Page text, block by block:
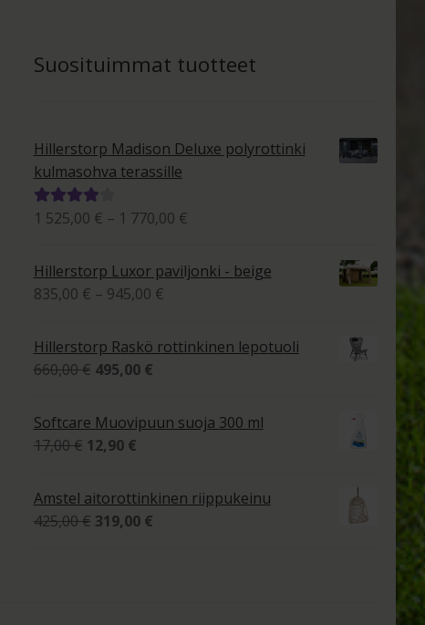
Suosituimmat tuotteet
Hillerstorp Madison Deluxe polyrottinki
kulmasohva terassille
Arvostelu
1 525,00 € – 1 770,00 €
525,00 €
-
Hillerstorp Luxor paviljonki - beige
835,00 € – 945,00 €
Hillerstorp Raskö rottinkinen lepotuoli
660,00€ Alkuperäinen
oli:
660,00 €.
495,00 €Nykyinen
495,00 €.
Softcare Muovipuun suoja 300 ml
17,00€ Alkuperäinen
oli:
17,00 €.
12,90 €Nykyinen
on:
12,90 €.
Amstel aitorottinkinen riippukeinu
425,00€ Alkuperäinen
319,00 €Nykyinen